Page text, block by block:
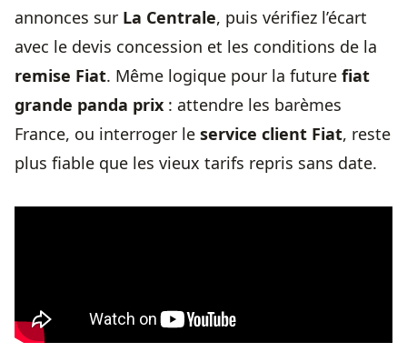
annonces sur La Centrale, puis vérifiez l’écart
avec le devis concession et les conditions de la
remise Fiat. Même logique pour la future fiat
grande panda prix : attendre les barèmes
France, ou interroger le service client Fiat, reste
plus fiable que les vieux tarifs repris sans date.